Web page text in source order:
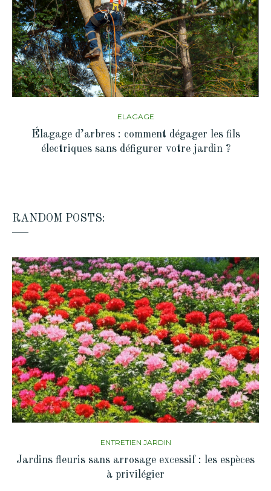
ELAGAGE
Élagage d’arbres : comment dégager les fils
électriques sans défigurer votre jardin ?
RANDOM POSTS:
ENTRETIEN JARDIN
Jardins fleuris sans arrosage excessif : les espèces
à privilégier